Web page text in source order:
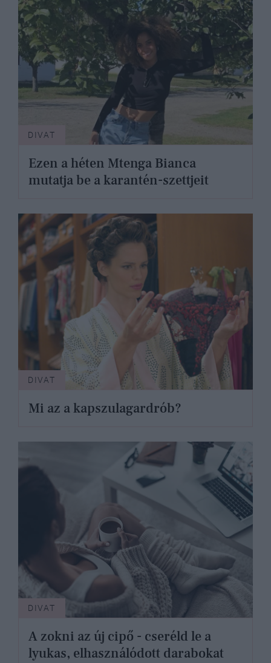
DIVAT
Ezen a héten Mtenga Bianca
mutatja be a karantén-szettjeit
DIVAT
Mi az a kapszulagardrób?
DIVAT
A zokni az új cipő - cseréld le a
lyukas, elhasználódott darabokat